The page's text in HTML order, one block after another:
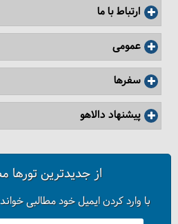
ارتباط با ما
عمومی
سفرها
پیشنهاد دالاهو
از جدیدترین تورها
با وارد کردن ایمیل خود مطالبی